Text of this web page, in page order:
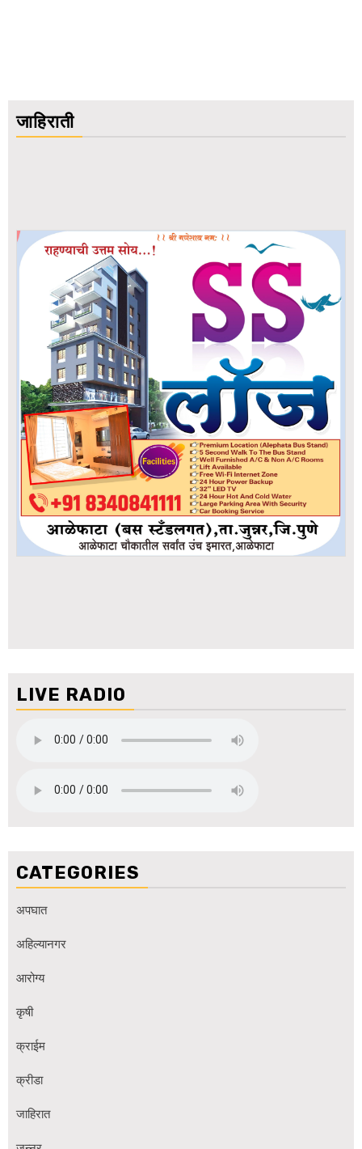
जाहिराती
LIVE RADIO
CATEGORIES
अपघात
अहिल्यानगर
आरोग्य
कृषी
क्राईम
क्रीडा
जाहिरात